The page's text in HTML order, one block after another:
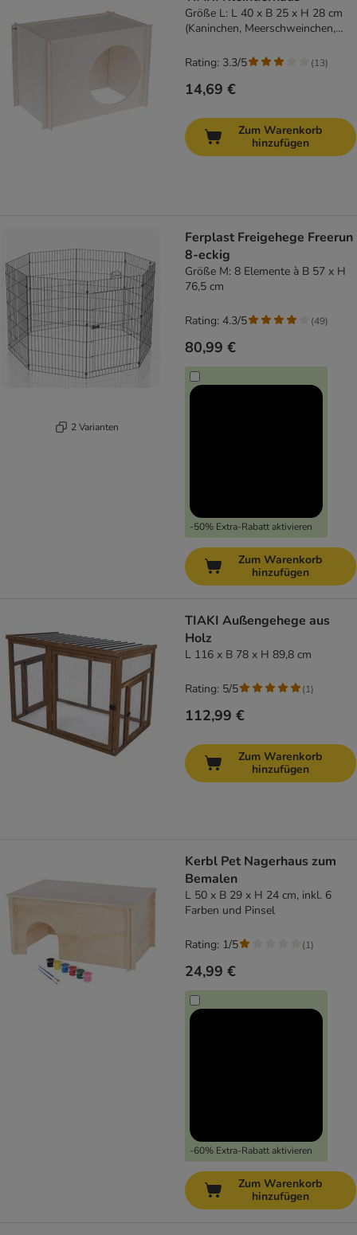
Größe L: L 40 x B 25 x H 28 cm
(Kaninchen, Meerschweinchen,
14,69 €
Rating: 3.3/5 (13)
Zum Warenkorb
hinzufügen
2 Varianten
Ferplast Freigehege Freerun
8-eckig
Größe M: 8 Elemente à B 57 x H
76,5 cm
80,99 €
-50% Extra-Rabatt aktivieren
Rating: 4.3/5 (49)
Zum Warenkorb
hinzufügen
TIAKI Außengehege aus
Holz
L 116 x B 78 x H 89,8 cm
112,99 €
Rating: 5/5 (1)
Zum Warenkorb
hinzufügen
Kerbl Pet Nagerhaus zum
Bemalen
L 50 x B 29 x H 24 cm, inkl. 6
Farben und Pinsel
24,99 €
-60% Extra-Rabatt aktivieren
Rating: 1/5 (1)
Zum Warenkorb
hinzufügen